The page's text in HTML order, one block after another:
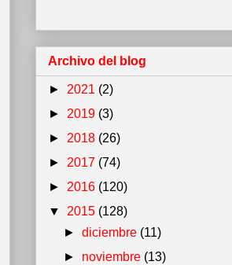
Archivo del blog
► 2021 (2)
► 2019 (3)
► 2018 (26)
► 2017 (74)
► 2016 (120)
▼ 2015 (128)
►diciembre (11)
► noviembre (13)